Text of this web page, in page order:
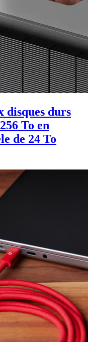
disques durs
To en
de 24 To